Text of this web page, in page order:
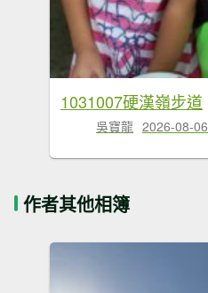
1031007硬漢嶺步道
吳寶龍 2026-08-06
作者其他相簿